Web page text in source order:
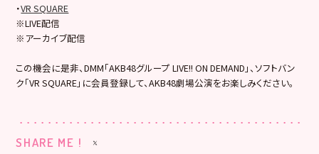
・VR SQUARE
※LIVE配信
※アーカイブ配信
この機会に是非、DMM「AKB48グループ LIVE!! ON DEMAND」、ソフトバン
ク「VR SQUARE」に会員登録して、AKB48劇場公演をお楽しみください。
SHARE ME !